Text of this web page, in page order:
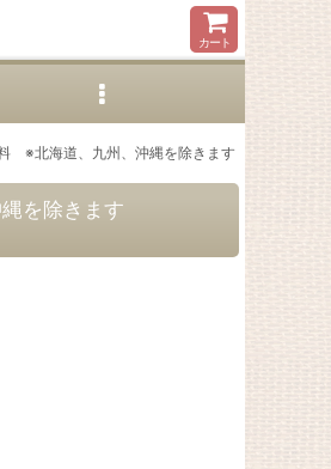
カート
※北海道、九州、沖縄を除きます
を除きます